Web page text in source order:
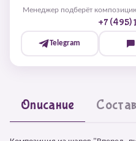
Менеджер подберёт
+7 (495)
Telegram
Описание Состав